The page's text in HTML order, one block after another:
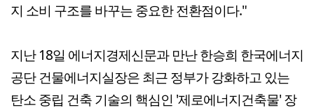
지 소비 구조를 바꾸는 중요한 전환점이다."
지난 18일 에너지경제신문과 만난 한승희 한국에너지
공단 건물에너지실장은 최근 정부가 강화하고 있는
탄소 중립 건축 기술의 핵심인 '제로에너지건축물' 장